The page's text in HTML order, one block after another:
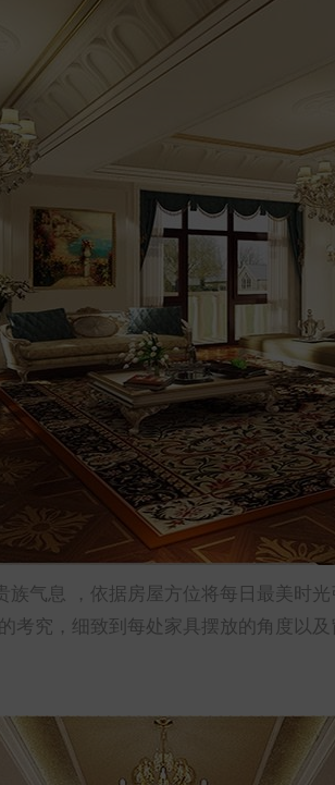
族气息 ，依据房屋方位将每日最美时
考究，细致到每处家具摆放的角度以及